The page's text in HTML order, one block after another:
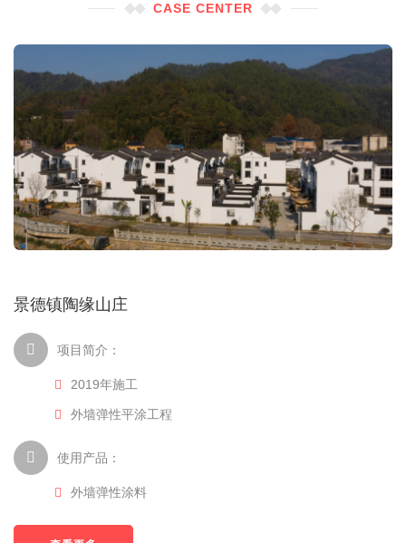
CASE CENTER
景德镇陶缘山庄
项目简介：
2019年施工
外墙弹性平涂工程
使用产品：
外墙弹性涂料